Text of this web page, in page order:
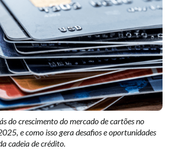
do crescimento do mercado de cartões no
e como isso gera desafios e oportunidades
cadeia de crédito.